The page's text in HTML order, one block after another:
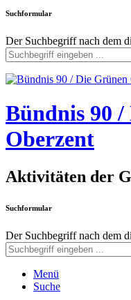
Suchformular
Der Suchbegriff nach dem
Bündnis 90
Oberzent
Aktivitäten der
Suchformular
Der Suchbegriff nach dem
Menü
Suche